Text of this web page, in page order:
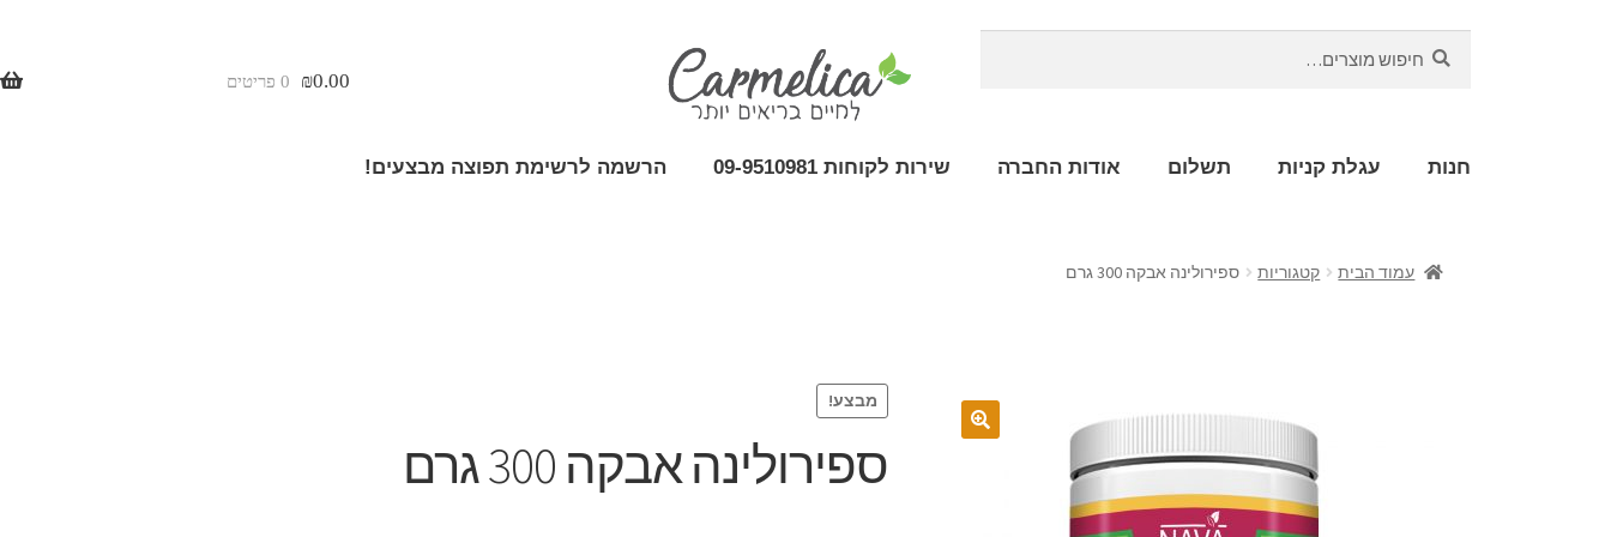
₪0.00 0 פריטים
חנות עגלת קניות תשלום אודות החברה שירות לקוחות 09-9510981 הרשמה לרשימת תפוצה מבצעים!
עמוד הבית קטגוריות ספירולינה אבקה 300 גרם
מבצע!
ספירולינה אבקה 300 גרם